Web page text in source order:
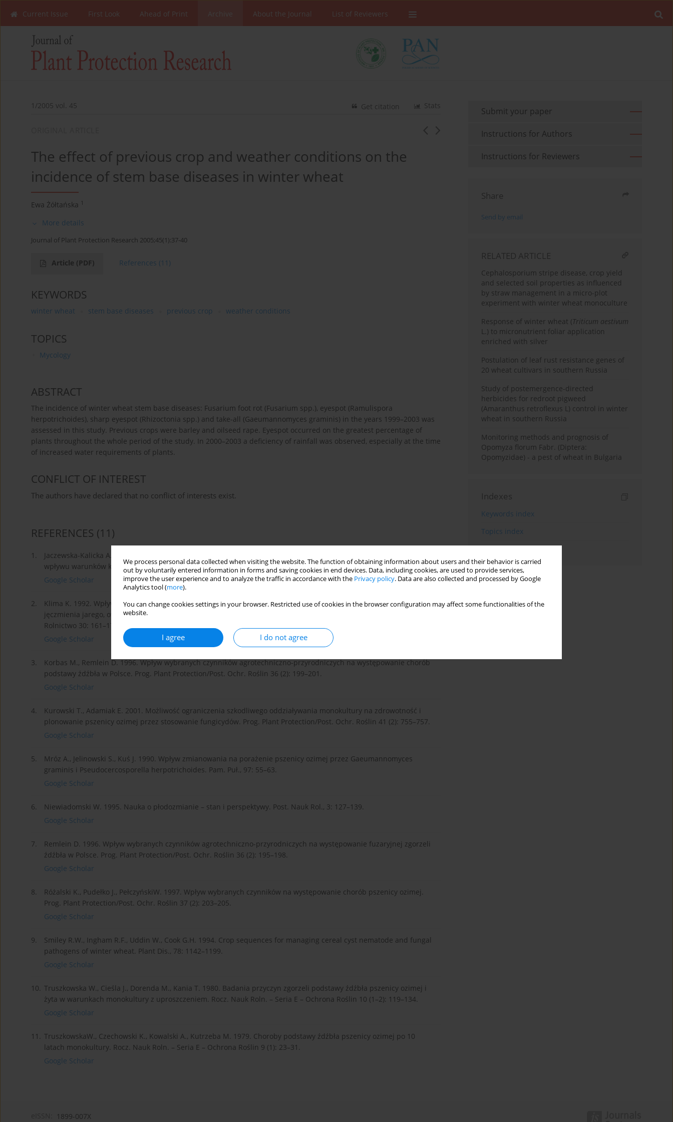
We process personal data collected when visiting the website. The function of obtaining information about users and their behavior is carried
out by voluntarily entered information in forms and saving cookies in end devices. Data, including cookies, are used to provide services,
improve the user experience and to analyze the traffic in accordance with the Privacy policy. Data are also collected and processed by Google
Analytics tool (more).
You can change cookies settings in your browser. Restricted use of cookies in the browser configuration may affect some functionalities of the
website.
I agree I do not agree
Current Issue First Look Ahead of Print Archive About the Journal List of Reviewers
1/2005 vol. 45 Stats
Get citation
The effect of previous crop and weather conditions on the
incidence of stem base diseases in winter wheat
Ewa Żółtańska 1
More details
Journal of Plant Protection Research 2005;45(1):37-40
Article (PDF) References (11)
KEYWORDS
winter wheat stem base diseases previous crop weather conditions
TOPICS
Mycology
ABSTRACT
The incidence of winter wheat stem base diseases: Fusarium foot rot (Fusarium spp.), eyespot (Ramulispora
herpotrichoides), sharp eyespot (Rhizoctonia spp.) and take-all (Gaeumannomyces graminis) in the years 1999–2003 was
assessed in this study. Previous crops were barley and oilseed rape. Eyespot occurred on the greatest percentage of
plants throughout the whole period of the study. In 2000–2003 a deficiency of rainfall was observed, especially at the time
of increased water requirements of plants.
CONFLICT OF INTEREST
The authors have declared that no conflict of interests exist.
REFERENCES (11)
1.
Jaczewska-Kalicka A. 2001. Występowanie chorób i straty plonu pszenicy ozimej ze szczególnym uwzględnieniem
wpływu warunków klimatycznych. Prog. Plant Protection/Post. Ochr. Roślin 41 (2): 607–610.
Google Scholar
2.
Klima K. 1992. Wpływ roślin fitosanitarnych i herbicydów przy zróżnicowanym nawożeniu mineralnym na porażenie
jęczmienia jarego, owsa i pszenicy ozimej w specjalistycznym płodozmianie zbożowym. Zesz. Nauk. AR Kraków 265,
Rolnictwo 30: 161–171.
Google Scholar
3.
Korbas M., Remlein D. 1996. Wpływ wybranych czynników agrotechniczno-przyrodniczych na występowanie chorób
podstawy źdźbła w Polsce. Prog. Plant Protection/Post. Ochr. Roślin 36 (2): 199–201.
Google Scholar
4.
Kurowski T., Adamiak E. 2001. Możliwość ograniczenia szkodliwego oddziaływania monokultury na zdrowotność i
plonowanie pszenicy ozimej przez stosowanie fungicydów. Prog. Plant Protection/Post. Ochr. Roślin 41 (2): 755–757.
Google Scholar
5.
Mróz A., Jelinowski S., Kuś J. 1990. Wpływ zmianowania na porażenie pszenicy ozimej przez Gaeumannomyces
graminis i Pseudocercosporella herpotrichoides. Pam. Puł., 97: 55–63.
Google Scholar
6.
Niewiadomski W. 1995. Nauka o płodozmianie – stan i perspektywy. Post. Nauk Rol., 3: 127–139.
Google Scholar
7.
Remlein D. 1996. Wpływ wybranych czynników agrotechniczno-przyrodniczych na występowanie fuzaryjnej zgorzeli
źdźbła w Polsce. Prog. Plant Protection/Post. Ochr. Roślin 36 (2): 195–198.
Google Scholar
8.
Różalski K., Pudełko J., PełczyńskiW. 1997. Wpływ wybranych czynników na występowanie chorób pszenicy ozimej.
Prog. Plant Protection/Post. Ochr. Roślin 37 (2): 203–205.
Google Scholar
9.
Smiley R.W., Ingham R.F., Uddin W., Cook G.H. 1994. Crop sequences for managing cereal cyst nematode and fungal
pathogens of winter wheat. Plant Dis., 78: 1142–1199.
Google Scholar
10. Truszkowska W., Cieśla J., Dorenda M., Kania T. 1980. Badania przyczyn zgorzeli podstawy źdźbła pszenicy ozimej i
żyta w warunkach monokultury z uproszczeniem. Rocz. Nauk Roln. – Seria E – Ochrona Roślin 10 (1–2): 119–134.
Google Scholar
11. TruszkowskaW., Czechowski K., Kowalski A., Kutrzeba M. 1979. Choroby podstawy źdźbła pszenicy ozimej po 10
latach monokultury. Rocz. Nauk Roln. – Seria E – Ochrona Roślin 9 (1): 23–31.
Google Scholar
Submit your paper
Instructions for Authors
Instructions for Reviewers
Share
Send by email
RELATED ARTICLE
Cephalosporium stripe disease, crop yield
and selected soil properties as influenced
by straw management in a micro-plot
experiment with winter wheat monoculture
Response of winter wheat (Triticum aestivum
L.) to micronutrient foliar application
enriched with silver
Postulation of leaf rust resistance genes of
20 wheat cultivars in southern Russia
Study of postemergence-directed
herbicides for redroot pigweed
(Amaranthus retroflexus L) control in winter
wheat in southern Russia
Monitoring methods and prognosis of
Opomyza florum Fabr. (Diptera:
Opomyzidae) - a pest of wheat in Bulgaria
Indexes
Keywords index
Topics index
1899-007X